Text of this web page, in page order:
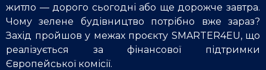
житло — дорого сьогодні або ще дорожче завтра.
Чому зелене будівництво потрібно вже зараз?
Захід пройшов у межах проєкту SMARTER4EU, що
реалізується за фінансової підтримки
Європейської комісії.